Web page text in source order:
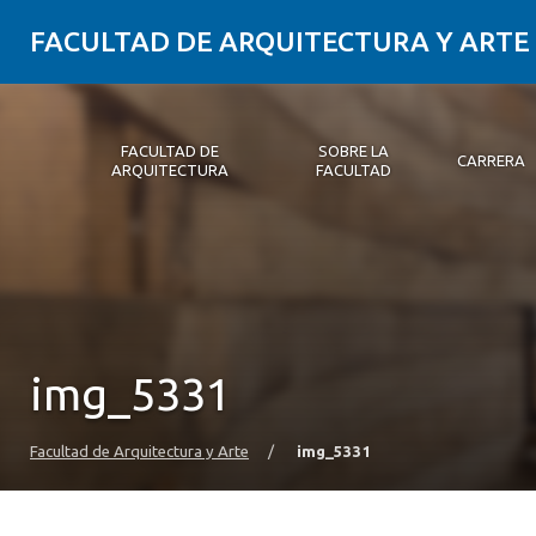
FACULTAD DE ARQUITECTURA Y ARTE
FACULTAD DE
ARQUITECTURA
SOBRE LA
FACULTAD
CARRERA
img_5331
Facultad de Arquitectura y Arte / img_5331